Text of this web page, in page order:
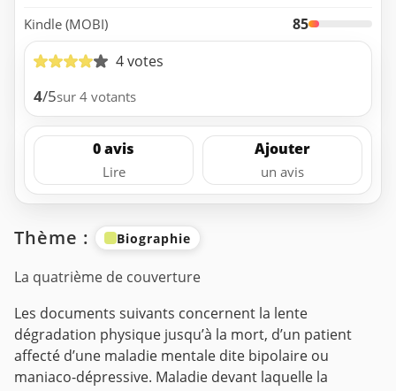
Kindle (MOBI)
85
4 votes
4/5sur 4 votants
0 avis
Lire
Ajouter
un avis
Thème : Biographie
La quatrième de couverture
Les documents suivants concernent la lente
dégradation physique jusqu’à la mort, d’un patient
affecté d’une maladie mentale dite bipolaire ou
maniaco-dépressive. Maladie devant laquelle la